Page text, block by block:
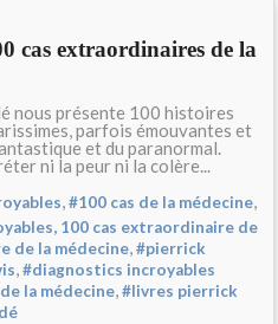
cas extraordinaires de la
nous présente 100 histoires
parfois émouvantes et
et du paranormal.
ni la peur ni la colère...
,#100 cas de la médecine,
100 cas extraordinaire de
de la médecine,#pierrick
,#diagnostics incroyables
la médecine,#livres pierrick